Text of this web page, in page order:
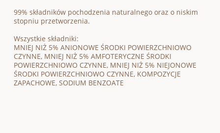
99% składników pochodzenia naturalnego oraz o niskim
stopniu przetworzenia.
Wszystkie składniki:
MNIEJ NIŻ 5% ANIONOWE ŚRODKI POWIERZCHNIOWO
CZYNNE, MNIEJ NIŻ 5% AMFOTERYCZNE ŚRODKI
POWIERZCHNIOWO CZYNNE, MNIEJ NIŻ 5% NIEJONOWE
ŚRODKI POWIERZCHNIOWO CZYNNE, KOMPOZYCJE
ZAPACHOWE, SODIUM BENZOATE